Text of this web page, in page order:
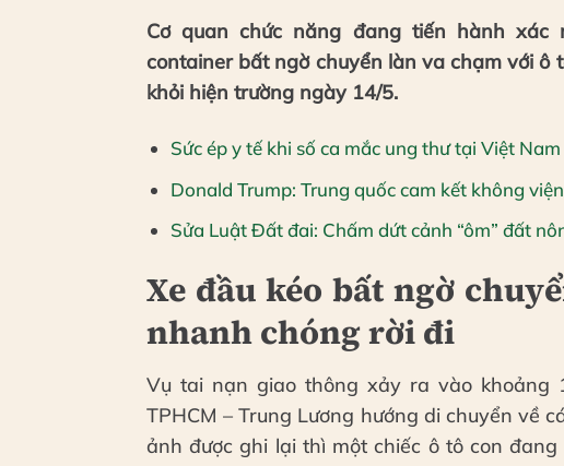
Cơ quan chức năng đang tiến hành xác
container bất ngờ chuyển làn va chạm với ô
khỏi hiện trường ngày 14/5.
Sức ép y tế khi số ca mắc ung thư tại Việt
Donald Trump: Trung quốc cam kết không
Sửa Luật Đất đai: Chấm dứt cảnh “ôm” đất
Xe đầu kéo bất ngờ
nhanh chóng rời đi
Vụ tai nạn giao thông xảy ra vào khoảng
TPHCM – Trung Lương hướng di chuyển về
ảnh được ghi lại thì một chiếc ô tô con